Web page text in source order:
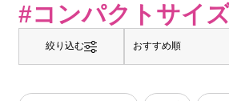
#コンパクトサイ
絞り込む